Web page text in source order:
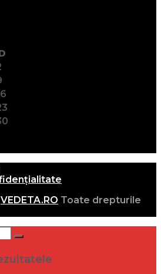
VEDETA.RO Toate drepturile